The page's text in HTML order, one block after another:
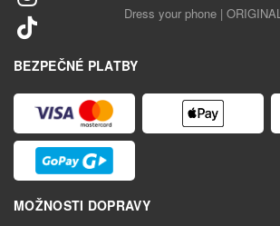
Dress your phone | ORIGINAL
BEZPEČNÉ PLATBY
MOŽNOSTI DOPRAVY